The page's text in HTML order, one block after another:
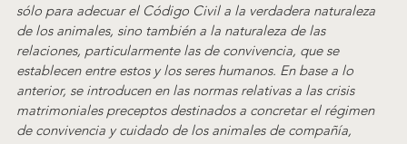
sólo para adecuar el Código Civil a la verdadera naturaleza
de los animales, sino también a la naturaleza de las
relaciones, particularmente las de convivencia, que se
establecen entre estos y los seres humanos. En base a lo
anterior, se introducen en las normas relativas a las crisis
matrimoniales preceptos destinados a concretar el régimen
de convivencia y cuidado de los animales de compañía,